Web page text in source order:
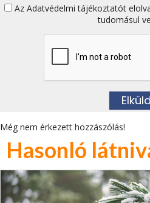
Az Adatvédelmi tájékoztatót
tudomásul
Még nem érkezett hozzászólás!
Hasonló